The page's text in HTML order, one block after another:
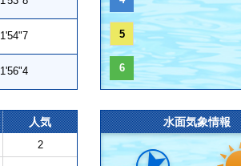
1'54"7
1'56"4
5
6
人気
2
水面気象情報